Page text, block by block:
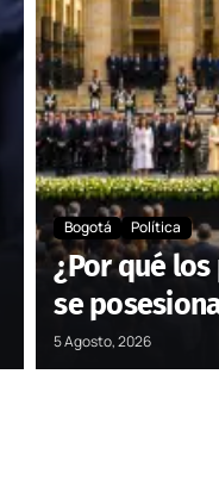
Bogotá Política
¿Por qué
se
5 Agosto, 2026